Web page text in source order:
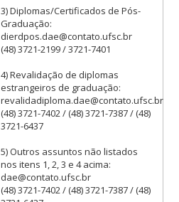
3) Diplomas/Certificados de Pós-
Graduação:
dierdpos.dae@contato.ufsc.br
(48) 3721-2199 / 3721-7401
4) Revalidação de diplomas
estrangeiros de graduação:
revalidadiploma.dae@contato.ufsc.br
(48) 3721-7402 / (48) 3721-7387 / (48)
3721-6437
5) Outros assuntos não listados
nos itens 1, 2, 3 e 4 acima:
dae@contato.ufsc.br
(48) 3721-7402 / (48) 3721-7387 / (48)